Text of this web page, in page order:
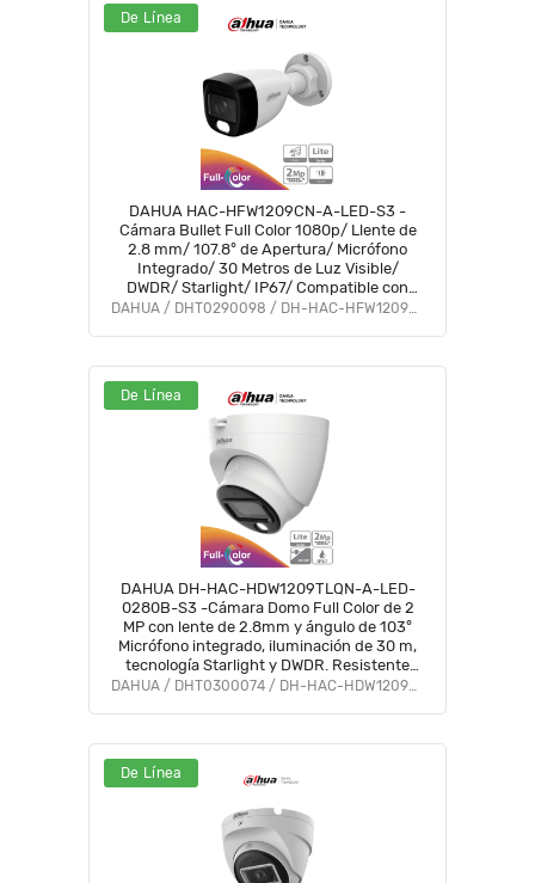
De Línea
DAHUA HAC-HFW1209CN-A-LED-S3 -
Cámara Bullet Full Color 1080p/ Llente de
2.8 mm/ 107.8° de Apertura/ Micrófono
Integrado/ 30 Metros de Luz Visible/
DWDR/ Starlight/ IP67/ Compatible con
CVI/AHD/CVBS/ #LoNuevo #M1 #AFULLDAHUA / DHT0290098 / DH-HAC-HFW1209CN-A-LED-S3
De Línea
DAHUA DH-HAC-HDW1209TLQN-A-LED-
0280B-S3 -Cámara Domo Full Color de 2
MP con lente de 2.8mm y ángulo de 103°
Micrófono integrado, iluminación de 30 m,
tecnología Starlight y DWDR. Resistente
con IP67, visión clara en baja luz #M1
DAHUA / DHT0300074 / DH-HAC-HDW1209TLQN-A-LED-S3
De Línea